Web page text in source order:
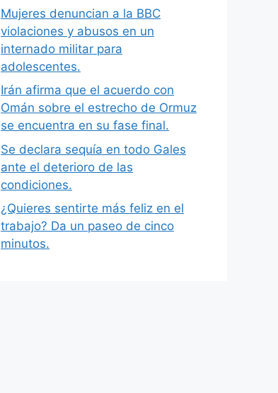
Mujeres denuncian a la BBC
violaciones y abusos en un
internado militar para
adolescentes.
Irán afirma que el acuerdo con
Omán sobre el estrecho de Ormuz
se encuentra en su fase final.
Se declara sequía en todo Gales
ante el deterioro de las
condiciones.
¿Quieres sentirte más feliz en el
trabajo? Da un paseo de cinco
minutos.